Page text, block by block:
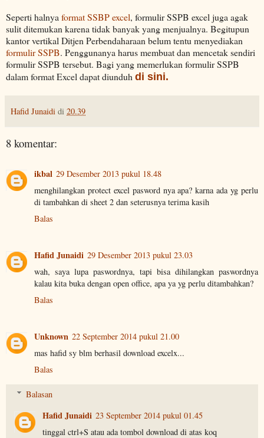
Seperti halnya format SSBP excel, formulir SSPB excel juga agak
sulit ditemukan karena tidak banyak yang menjualnya. Begitupun
kantor vertikal Ditjen Perbendaharaan belum tentu menyediakan
formulir SSPB. Penggunanya harus membuat dan mencetak sendiri
formulir SSPB tersebut. Bagi yang memerlukan formulir SSPB
dalam format Excel dapat diunduh di sini.
Hafid Junaidi di 20.39
8 komentar:
ikbal 29 Desember 2013 pukul 18.48
menghilangkan protect excel pasword nya apa? karna ada yg perlu
di tambahkan di sheet 2 dan seterusnya terima kasih
Balas
Hafid Junaidi 29 Desember 2013 pukul 23.03
wah, saya lupa paswordnya, tapi bisa dihilangkan paswordnya
kalau kita buka dengan open office, apa ya yg perlu ditambahkan?
Balas
Unknown 22 September 2014 pukul 21.00
mas hafid sy blm berhasil download excelx...
Balas
Balasan
Hafid Junaidi 23 September 2014 pukul 01.45
tinggal ctrl+S atau ada tombol download di atas koq